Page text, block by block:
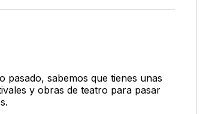
TwitterFacebook
LinkedIn
Email
pasado, sabemos que tienes unas
y obras de teatro para pasar